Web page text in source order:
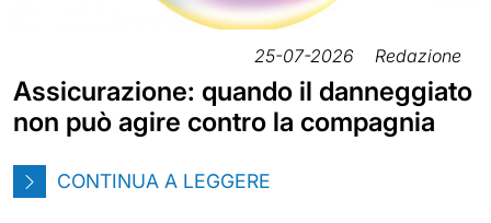
25-07-2026 Redazione
Assicurazione: quando il danneggiato
non può agire contro la compagnia
CONTINUA A LEGGERE